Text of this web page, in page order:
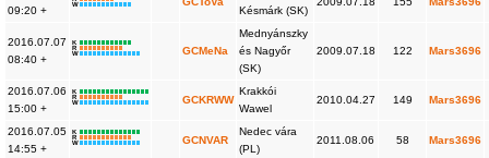
09:20 +
W
Késmárk (SK)
2016.07.07
08:40 +
K
R
W
GCMeNa
Mednyánszky
és Nagyőr
(SK)
2009.07.18 122 Mars3696
2016.07.06
15:00 +
K
R
W
GCKRWW
Krakkói
Wawel
2010.04.27 149 Mars3696
2016.07.05
14:55 +
K
R
W
GCNVAR
Nedec vára
(PL)
2011.08.06 58 Mars3696